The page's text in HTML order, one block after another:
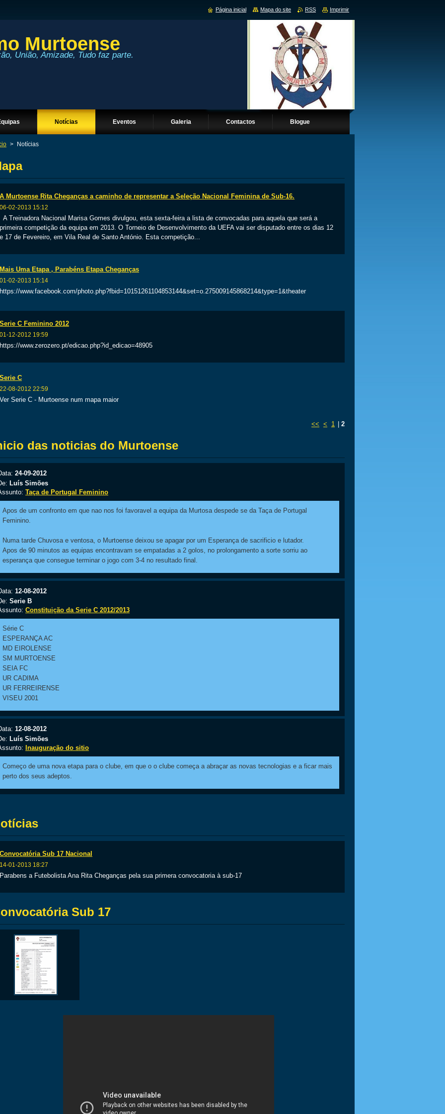
Murtoense
União, Amizade, Tudo faz parte.
Notícias Eventos Galeria Contactos Blogue
> Notícias
A Murtoense Rita Cheganças a caminho de representar a Seleção Nacional Feminina de Sub-16.
06-02-2013 15:12
A Treinadora Nacional Marisa Gomes divulgou, esta sexta-feira a lista de convocadas para aquela que será a
primeira competição da equipa em 2013. O Torneio de Desenvolvimento da UEFA vai ser disputado entre os dias 12
e 17 de Fevereiro, em Vila Real de Santo António. Esta competição...
Mais Uma Etapa , Parabéns Etapa Cheganças
01-02-2013 15:14
https://www.facebook.com/photo.php?fbid=10151261104853144&set=o.275009145868214&type=1&theater
Serie C Feminino 2012
01-12-2012 19:59
https://www.zerozero.pt/edicao.php?id_edicao=48905
Serie C
22-08-2012 22:59
Ver Serie C - Murtoense num mapa maior
<< < 1 2
das noticias do Murtoense
24-09-2012
Luís Simões
Taça de Portugal Feminino
Apos de um confronto em que nao nos foi favoravel a equipa da Murtosa despede se da Taça de Portugal
Feminino.
Numa tarde Chuvosa e ventosa, o Murtoense deixou se apagar por um Esperança de sacrificio e lutador.
Apos de 90 minutos as equipas encontravam se empatadas a 2 golos, no prolongamento a sorte sorriu ao
esperança que consegue terminar o jogo com 3-4 no resultado final.
12-08-2012
Serie B
Constituição da Serie C 2012/2013
Série C
ESPERANÇA AC
MD EIROLENSE
SM MURTOENSE
SEIA FC
UR CADIMA
UR FERREIRENSE
VISEU 2001
12-08-2012
Luís Simões
Inauguração do sitio
Começo de uma nova etapa para o clube, em que o o clube começa a abraçar as novas tecnologias e a ficar mais
perto dos seus adeptos.
Convocatória Sub 17 Nacional
14-01-2013 18:27
Parabens a Futebolista Ana Rita Cheganças pela sua primera convocatoria à sub-17
Sub 17
Página inicial Mapa do site RSS Imprimir